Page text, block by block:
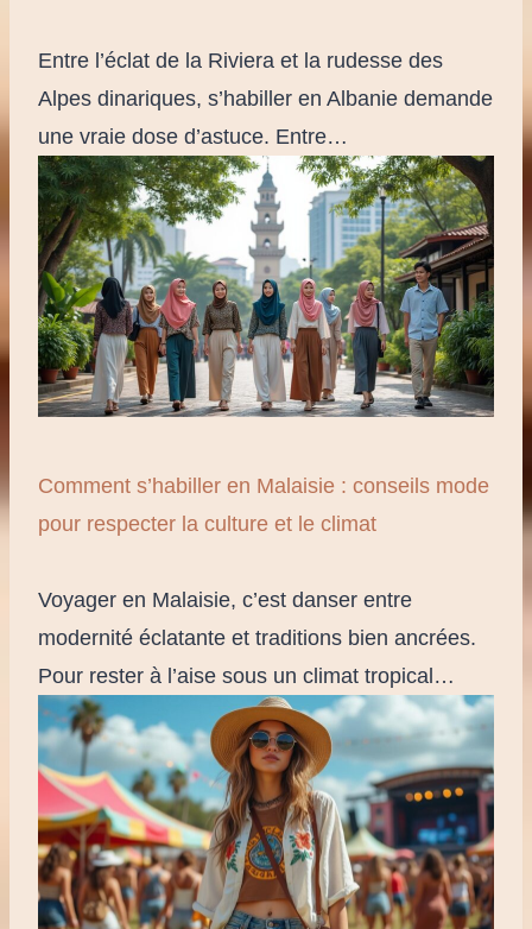
Entre l’éclat de la Riviera et la rudesse des
Alpes dinariques, s’habiller en Albanie demande
une vraie dose d’astuce. Entre…
Comment s’habiller en Malaisie : conseils mode
pour respecter la culture et le climat
Voyager en Malaisie, c’est danser entre
modernité éclatante et traditions bien ancrées.
Pour rester à l’aise sous un climat tropical…